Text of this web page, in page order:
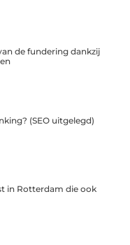
de fundering dankzij
(SEO uitgelegd)
in Rotterdam die ook